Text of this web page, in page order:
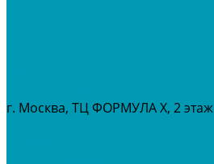
г. Москва, ТЦ ФОРМУЛА Х, 2 этаж